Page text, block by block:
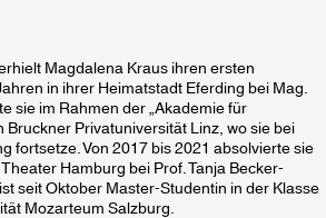
Magdalena Kraus ihren ersten
in ihrer Heimatstadt Eferding bei Mag.
sie im Rahmen der „Akademie für
Privatuniversität Linz, wo sie bei
fortsetze. Von 2017 bis 2021 absolvierte sie
Hamburg bei Prof. Tanja Becker-
seit Oktober Master-Studentin in der Klasse
Mozarteum Salzburg.